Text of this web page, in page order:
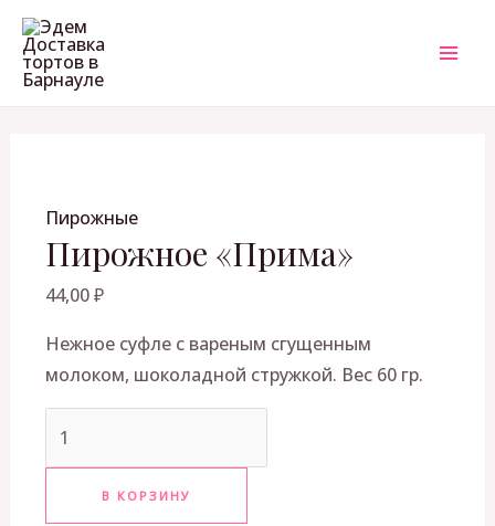
Перейти
содержимому
Пирожные
Пирожное «Прима»
44,00₽
Нежное суфле с вареным сгущенным
молоком, шоколадной стружкой. Вес 60 гр.
Количество
товара
Пирожное
В КОРЗИНУ